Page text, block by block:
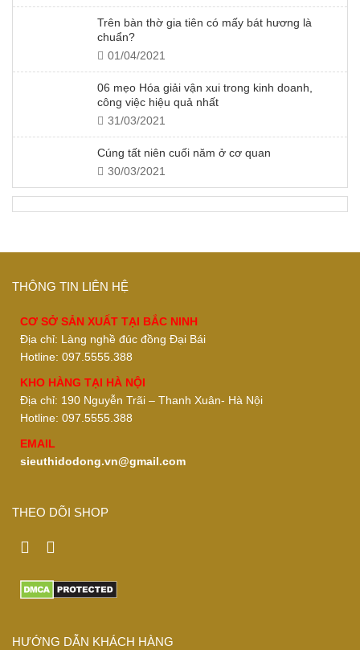
Trên bàn thờ gia tiên có mấy bát hương là
chuẩn?
01/04/2021
06 mẹo Hóa giải vận xui trong kinh doanh,
công việc hiệu quả nhất
31/03/2021
Cúng tất niên cuối năm ở cơ quan
30/03/2021
THÔNG TIN LIÊN HỆ
CƠ SỞ SẢN XUẤT TẠI BẮC NINH
Địa chỉ: Làng nghề đúc đồng Đại Bái
Hotline: 097.5555.388
KHO HÀNG TẠI HÀ NỘI
Địa chỉ: 190 Nguyễn Trãi – Thanh Xuân- Hà Nội
Hotline: 097.5555.388
EMAIL
sieuthidodong.vn@gmail.com
THEO DÕI SHOP
HƯỚNG DẪN KHÁCH HÀNG